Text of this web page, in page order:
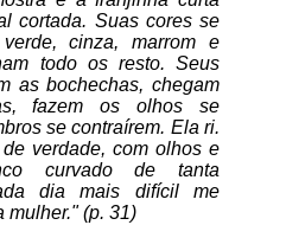
cortada. Suas cores se
cinza, marrom e
todo os resto. Seus
as bochechas, chegam
fazem os olhos se
se contraírem. Ela ri.
verdade, com olhos e
curvado de tanta
dia mais difícil me
mulher." (p. 31)